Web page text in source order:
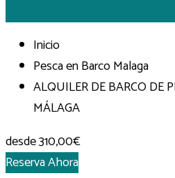
Inicio
Pesca en Barco Malaga
ALQUILER DE BARCO DE
MÁLAGA
desde310,00€
Reserva Ahora